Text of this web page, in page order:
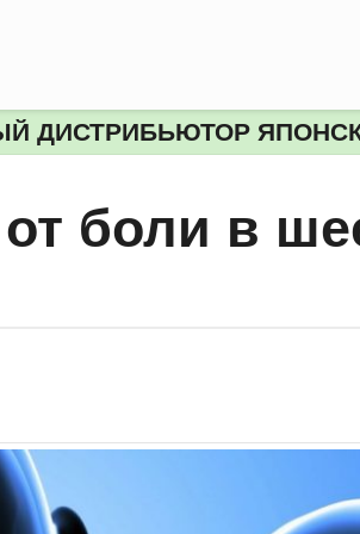
ДИСТРИБЬЮТОР
боли в